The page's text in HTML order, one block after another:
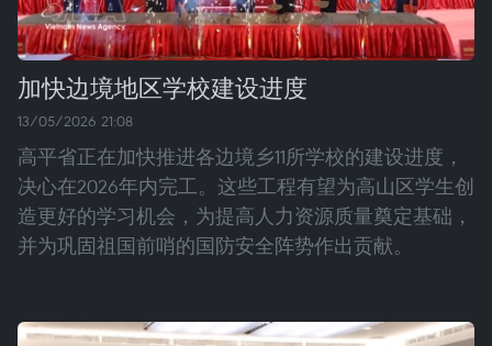
加快边境地区学校建设进度
13/05/2026 21:08
高平省正在加快推进各边境乡11所学校的建设进度，
决心在2026年内完工。这些工程有望为高山区学生创
造更好的学习机会，为提高人力资源质量奠定基础，
并为巩固祖国前哨的国防安全阵势作出贡献。